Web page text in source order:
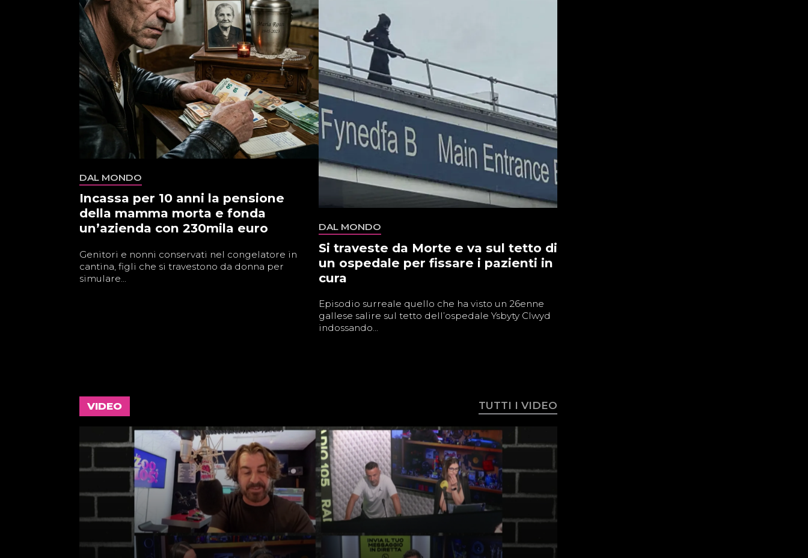
DAL MONDO
Incassa per 10 anni la pensione
della mamma morta e fonda
un’azienda con 230mila euro
Genitori e nonni conservati nel congelatore in
cantina, figli che si travestono da donna per
simulare...
DAL MONDO
Si traveste da Morte e va sul tetto di
un ospedale per fissare i pazienti in
cura
Episodio surreale quello che ha visto un 26enne
gallese salire sul tetto dell’ospedale Ysbyty Clwyd
indossando...
VIDEO TUTTI I VIDEO